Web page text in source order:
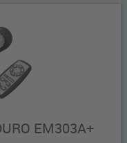
EM303A+